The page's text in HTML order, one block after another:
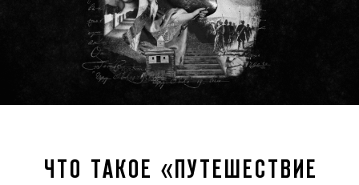
ЧТО ТАКОЕ «ПУТЕШЕСТВИЕ